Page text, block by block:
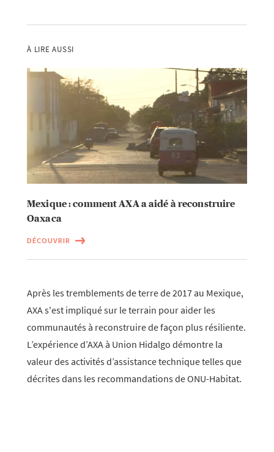
À LIRE AUSSI
Mexique : comment AXA a aidé à reconstruire
Oaxaca
DÉCOUVRIR
Après les tremblements de terre de 2017 au Mexique,
AXA s'est impliqué sur le terrain pour aider les
communautés à reconstruire de façon plus résiliente.
L’expérience d’AXA à Union Hidalgo démontre la
valeur des activités d’assistance technique telles que
décrites dans les recommandations de ONU-Habitat.